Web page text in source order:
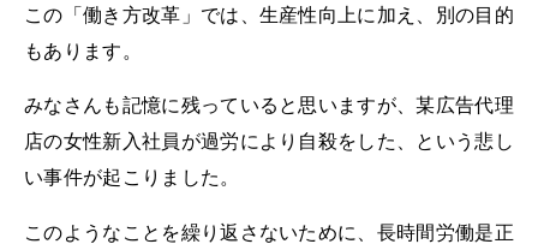
この「働き方改革」では、生産性向上に加え、別の目的
もあります。
みなさんも記憶に残っていると思いますが、某広告代理
店の女性新入社員が過労により自殺をした、という悲し
い事件が起こりました。
このようなことを繰り返さないために、長時間労働是正